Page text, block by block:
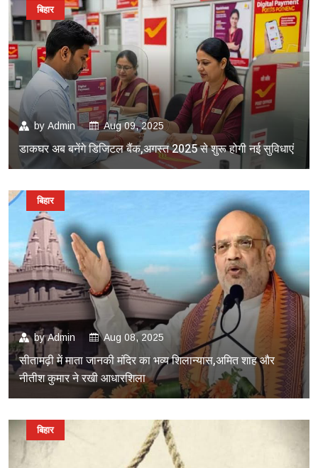
by Admin Aug 09, 2025
डाकघर अब बनेंगे डिजिटल बैंक,अगस्त 2025 से शुरू होगी नई सुविधाएं
बिहार
byAdmin Aug 08, 2025
सीतामढ़ी में माता जानकी मंदिर का भव्य शिलान्यास,अमित शाह और
नीतीश कुमार ने रखी आधारशिला
बिहार
बिहार